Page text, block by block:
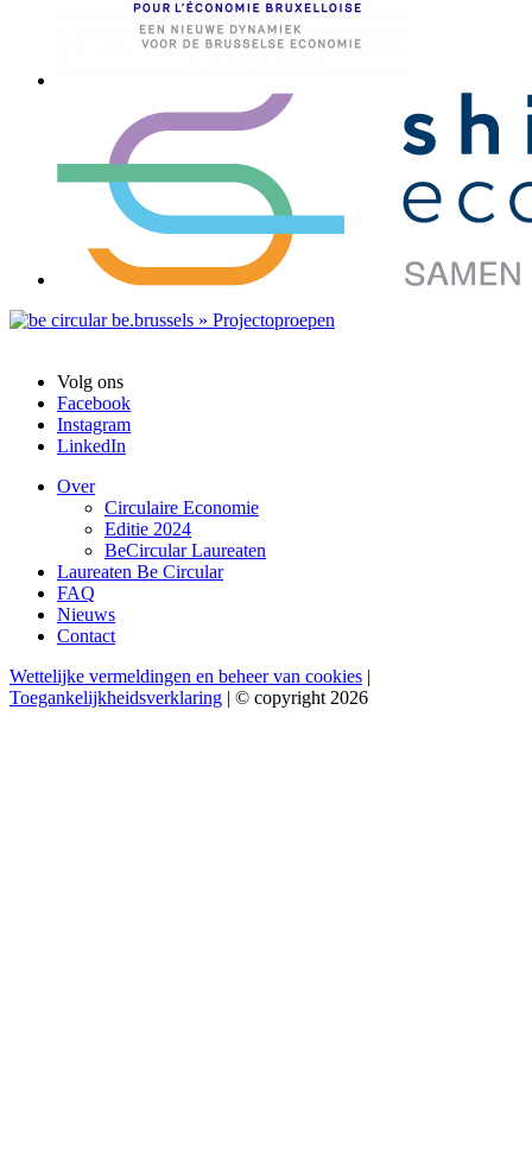
Volg ons
Facebook
Instagram
LinkedIn
Over
Circulaire Economie
Editie 2024
BeCircular Laureaten
Laureaten Be Circular
FAQ
Nieuws
Contact
Wettelijke vermeldingen en beheer van cookies |
Toegankelijkheidsverklaring | © copyright 2026